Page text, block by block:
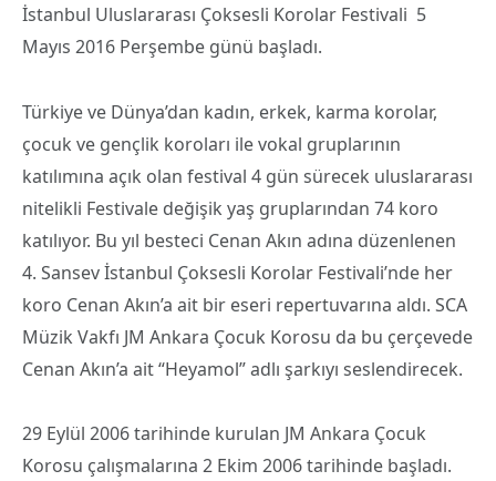
İstanbul Uluslararası Çoksesli Korolar Festivali 5
Mayıs 2016 Perşembe günü başladı.
Türkiye ve Dünya’dan kadın, erkek, karma korolar,
çocuk ve gençlik koroları ile vokal gruplarının
katılımına açık olan festival 4 gün sürecek uluslararası
nitelikli Festivale değişik yaş gruplarından 74 koro
katılıyor. Bu yıl besteci Cenan Akın adına düzenlenen
4. Sansev İstanbul Çoksesli Korolar Festivali’nde her
koro Cenan Akın’a ait bir eseri repertuvarına aldı. SCA
Müzik Vakfı JM Ankara Çocuk Korosu da bu çerçevede
Cenan Akın’a ait “Heyamol” adlı şarkıyı seslendirecek.
29 Eylül 2006 tarihinde kurulan JM Ankara Çocuk
Korosu çalışmalarına 2 Ekim 2006 tarihinde başladı.